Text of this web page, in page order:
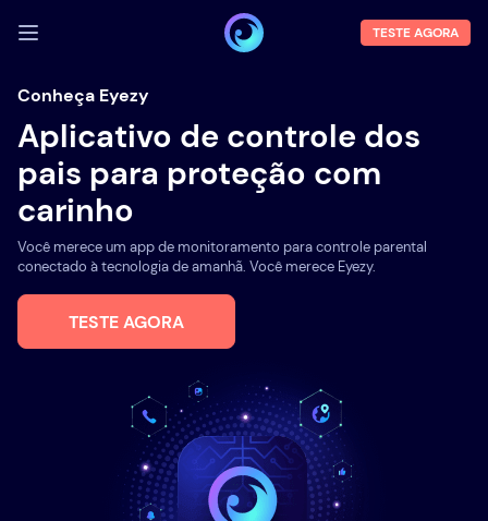
FAZER LOGIN
Demo
Funções
Sobre Nós
Blog
TESTE AGORA
Conheça Eyezy
Aplicativo de controle dos
pais para proteção com
carinho
Você merece um app de monitoramento para controle parental
conectado à tecnologia de amanhã. Você merece Eyezy.
TESTE AGORA